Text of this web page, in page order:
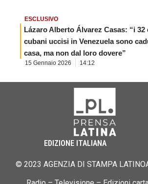
ESCLUSIVO
Lázaro Alberto Álvarez Casas: “i
cubani uccisi in Venezuela sono
casa, ma non dal loro dovere”
15 Gennaio 2026 14:12
EDIZIONE ITALIANA
© 2023 AGENZIA DI STAMPA